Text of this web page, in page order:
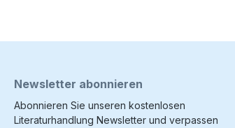
Newsletter abonnieren
Abonnieren Sie unseren kostenlosen
Literaturhandlung Newsletter und verpassen